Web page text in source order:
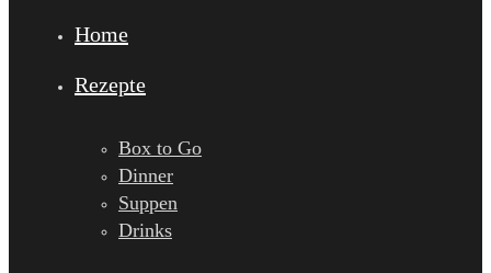
Home
Rezepte
Box to Go
Dinner
Suppen
Drinks